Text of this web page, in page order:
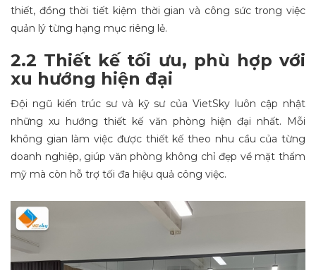
thiết, đồng thời tiết kiệm thời gian và công sức trong việc
quản lý từng hạng mục riêng lẻ.
2.2 Thiết kế tối ưu, phù hợp với
xu hướng hiện đại
Đội ngũ kiến trúc sư và kỹ sư của VietSky luôn cập nhật
những xu hướng thiết kế văn phòng hiện đại nhất. Mỗi
không gian làm việc được thiết kế theo nhu cầu của từng
doanh nghiệp, giúp văn phòng không chỉ đẹp về mặt thẩm
mỹ mà còn hỗ trợ tối đa hiệu quả công việc.